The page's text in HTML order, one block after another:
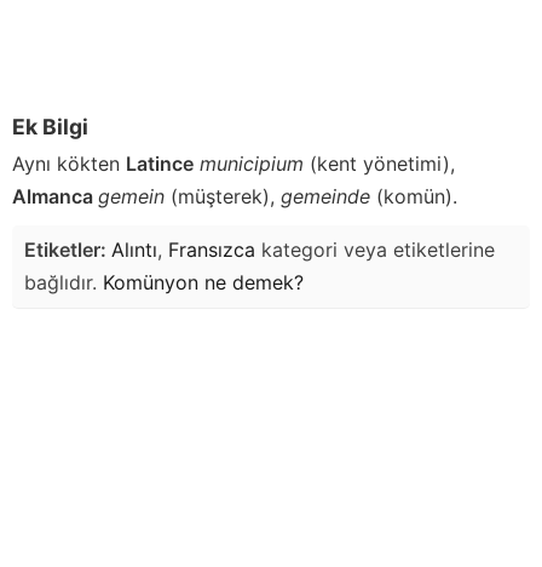
Ek Bilgi
Aynı kökten Latince municipium (kent yönetimi),
Almanca gemein (müşterek), gemeinde (komün).
Etiketler: Alıntı, Fransızca kategori veya etiketlerine
bağlıdır. Komünyon ne demek?